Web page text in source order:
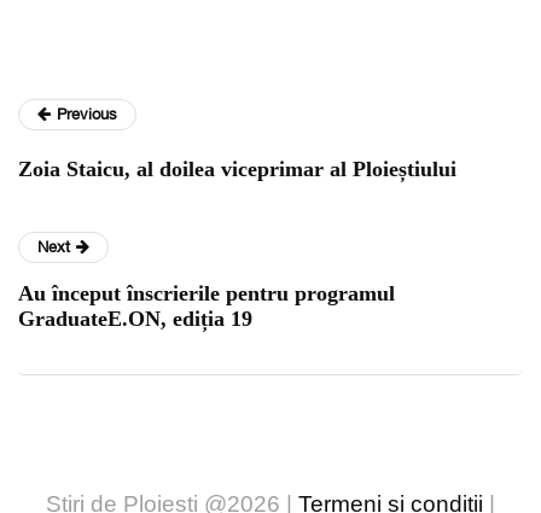
Previous
Zoia Staicu, al doilea viceprimar al Ploieștiului
Next
Au început înscrierile pentru programul
GraduateE.ON, ediția 19
Stiri de Ploiesti @2026 | Termeni și condiții |